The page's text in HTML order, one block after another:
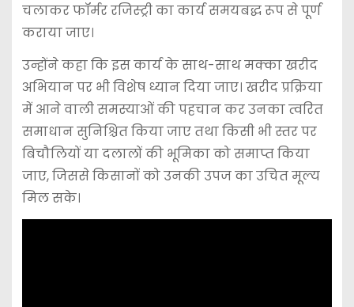
चलाकर फॉर्मर रजिस्ट्री का कार्य समयबद्ध रूप से पूर्ण
कराया जाए।
उन्होंने कहा कि इस कार्य के साथ-साथ मक्का खरीद
अभियान पर भी विशेष ध्यान दिया जाए। खरीद प्रक्रिया
में आने वाली समस्याओं की पहचान कर उनका त्वरित
समाधान सुनिश्चित किया जाए तथा किसी भी स्तर पर
बिचौलियों या दलालों की भूमिका को समाप्त किया
जाए, जिससे किसानों को उनकी उपज का उचित मूल्य
मिल सके।